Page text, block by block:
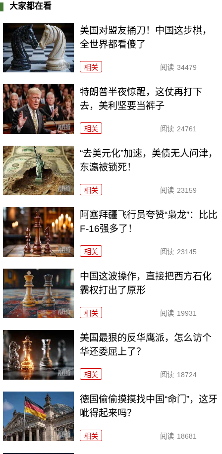
大家都在看
美国对盟友捅刀！中国这步棋，
全世界都看傻了
相关 阅读 34479
特朗普半夜惊醒，这仗再打下
去，美利坚要当裤子
相关 阅读 24761
“去美元化”加速，美债无人问津，
东瀛被锁死！
相关 阅读 23159
阿塞拜疆飞行员夸赞“枭龙”：比比
F-16强多了！
相关 阅读 23145
中国这波操作，直接把西方石化
霸权打出了原形
相关 阅读 19931
美国最狠的反华鹰派，怎么访个
华还委屈上了？
相关 阅读 18724
德国偷偷摸摸找中国“命门”，这牙
呲得起来吗？
相关 阅读 18681